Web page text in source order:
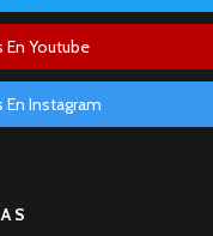
En Youtube
En Instagram